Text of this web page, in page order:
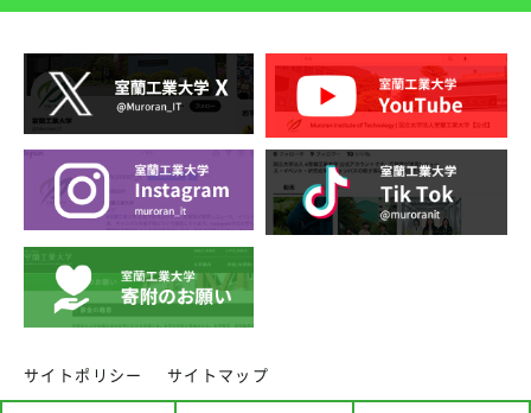
サイトポリシー サイトマップ